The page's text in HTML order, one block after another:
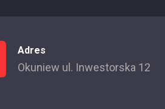
Adres
Okuniew ul. Inwestorska 12